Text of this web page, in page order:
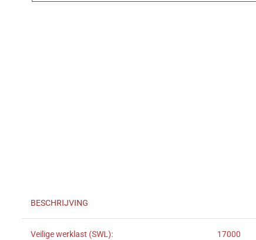
BESCHRIJVING
Veilige werklast (SWL): 17000